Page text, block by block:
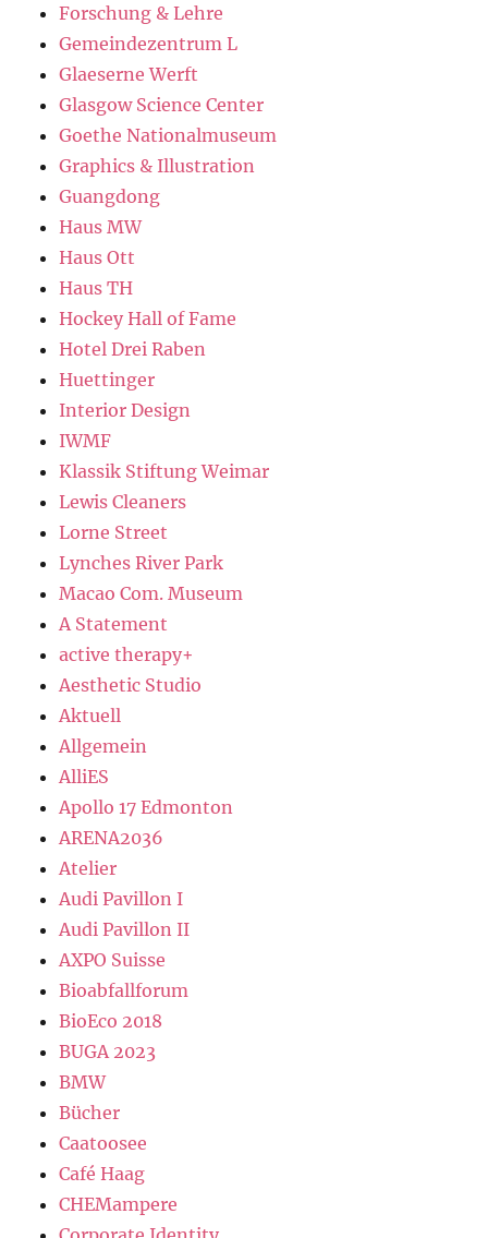
Forschung & Lehre
Gemeindezentrum L
Glaeserne Werft
Glasgow Science Center
Goethe Nationalmuseum
Graphics & Illustration
Guangdong
Haus MW
Haus Ott
Haus TH
Hockey Hall of Fame
Hotel Drei Raben
Huettinger
Interior Design
IWMF
Klassik Stiftung Weimar
Lewis Cleaners
Lorne Street
Lynches River Park
Macao Com. Museum
A Statement
active therapy+
Aesthetic Studio
Aktuell
Allgemein
AlliES
Apollo 17 Edmonton
ARENA2036
Atelier
Audi Pavillon I
Audi Pavillon II
AXPO Suisse
Bioabfallforum
BioEco 2018
BUGA 2023
BMW
Bücher
Caatoosee
Café Haag
CHEMampere